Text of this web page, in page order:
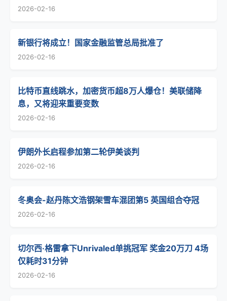
2026-02-16
新银行将成立！国家金融监管总局批准了
2026-02-16
比特币直线跳水，加密货币超8万人爆仓！美联储降
息，又将迎来重要变数
2026-02-16
伊朗外长启程参加第二轮伊美谈判
2026-02-16
冬奥会-赵丹陈文浩钢架雪车混团第5 英国组合夺冠
2026-02-16
切尔西·格雷拿下Unrivaled单挑冠军 奖金20万刀 4场
仅耗时31分钟
2026-02-16